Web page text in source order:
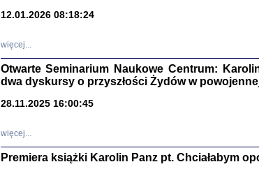
Józef
12.01.2026 08:18:24
więcej...
Otwarte Seminarium Naukowe Centrum:
dwa dyskursy o przyszłości Żydów w
28.11.2025 16:00:45
więcej...
Premiera książki Karolin Panz pt. Chciałabym